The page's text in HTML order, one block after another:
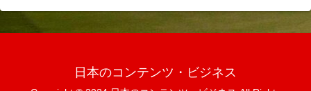
日本のコンテンツ・ビジネス